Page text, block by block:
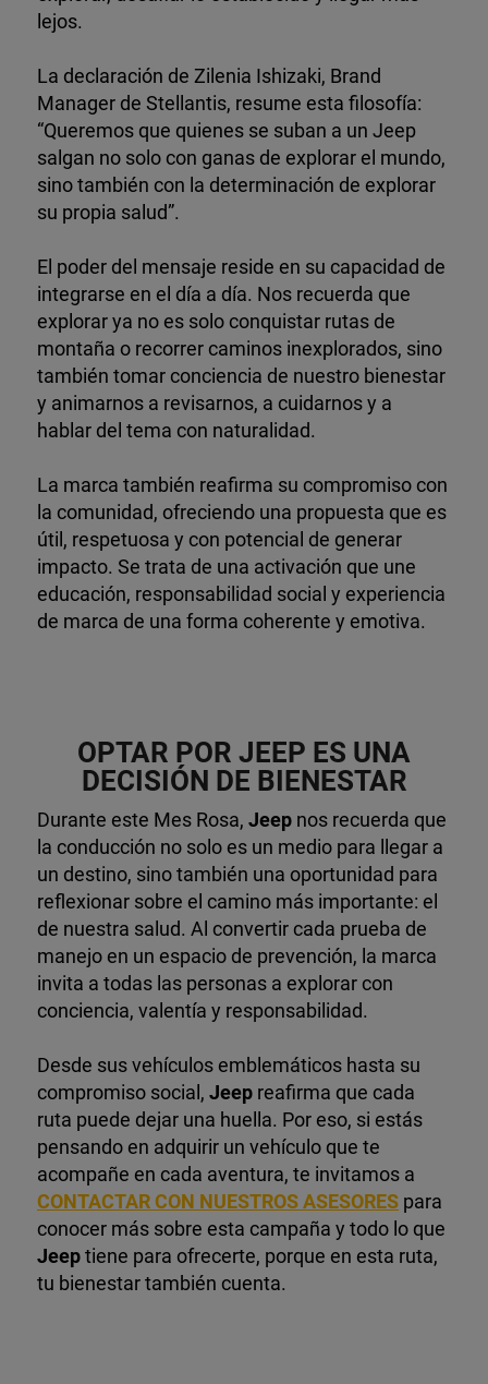
lejos.
La declaración de Zilenia Ishizaki, Brand
Manager de Stellantis, resume esta filosofía:
“Queremos que quienes se suban a un Jeep
salgan no solo con ganas de explorar el mundo,
sino también con la determinación de explorar
su propia salud”.
El poder del mensaje reside en su capacidad de
integrarse en el día a día. Nos recuerda que
explorar ya no es solo conquistar rutas de
montaña o recorrer caminos inexplorados, sino
también tomar conciencia de nuestro bienestar
y animarnos a revisarnos, a cuidarnos y a
hablar del tema con naturalidad.
La marca también reafirma su compromiso con
la comunidad, ofreciendo una propuesta que es
útil, respetuosa y con potencial de generar
impacto. Se trata de una activación que une
educación, responsabilidad social y experiencia
de marca de una forma coherente y emotiva.
OPTAR POR JEEP ES UNA
DECISIÓN DE BIENESTAR
Durante este Mes Rosa,Jeep nos recuerda que
la conducción no solo es un medio para llegar a
un destino, sino también una oportunidad para
reflexionar sobre el camino más importante: el
de nuestra salud. Al convertir cada prueba de
manejo en un espacio de prevención, la marca
invita a todas las personas a explorar con
conciencia, valentía y responsabilidad.
Desde sus vehículos emblemáticos hasta su
compromiso social,Jeep reafirma que cada
ruta puede dejar una huella. Por eso, si estás
pensando en adquirir un vehículo que te
acompañe en cada aventura, te invitamos a
CONTACTAR CON NUESTROS ASESORES para
conocer más sobre esta campaña y todo lo que
Jeeptiene para ofrecerte, porque en esta ruta,
tu bienestar también cuenta.